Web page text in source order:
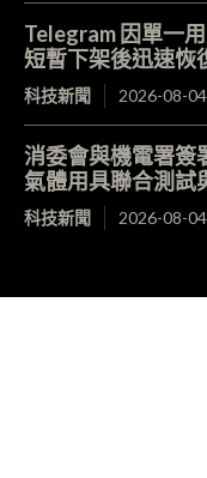
Telegram 因單一
短暫下架後迅速恢
科技新聞 2026-08-04
消委會與機電署
氣體用具聯合測試
科技新聞 2026-08-04